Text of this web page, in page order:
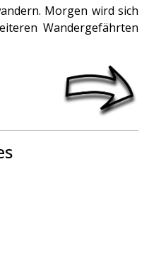
Morgen wird sich
Wandergefährten